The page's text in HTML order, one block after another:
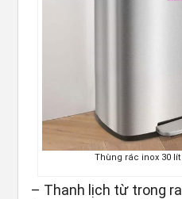
Thùng rác inox 30
– Thanh lịch từ trong